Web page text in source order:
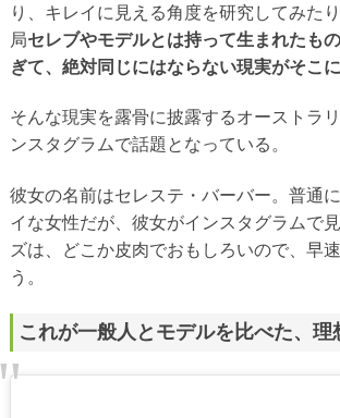
り、キレイに見える角度を研究してみた
局セレブやモデルとは持って生まれたも
ぎて、絶対同じにはならない現実がそこに
そんな現実を露骨に披露するオーストラ
ンスタグラムで話題となっている。
彼女の名前はセレステ・バーバー。普通
イな女性だが、彼女がインスタグラムで
ズは、どこか皮肉でおもしろいので、早
う。
これが一般人とモデルを比べた、理